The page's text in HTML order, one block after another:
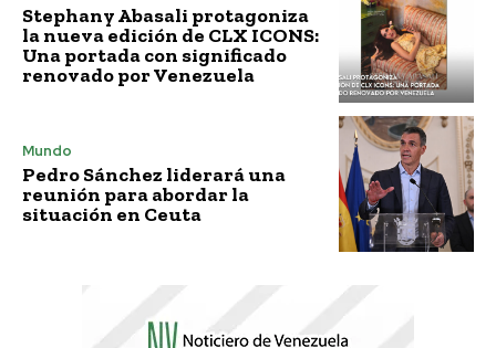
Stephany Abasali protagoniza
la nueva edición de CLX ICONS:
Una portada con significado
renovado por Venezuela
Mundo
Pedro Sánchez liderará una
reunión para abordar la
situación en Ceuta